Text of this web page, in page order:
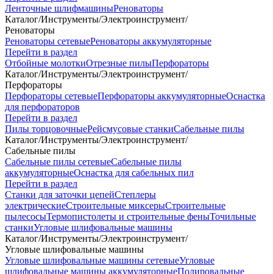
Ленточные шлифмашиныРеноваторы
Каталог/Инструменты/Электроинструмент/
Реноваторы
Реноваторы сетевыеРеноваторы аккумуляторные
Перейти в раздел
Отбойные молоткиОтрезные пилыПерфораторы
Каталог/Инструменты/Электроинструмент/
Перфораторы
Перфораторы сетевыеПерфораторы аккумуляторныеОснастка
для перфораторов
Перейти в раздел
Пилы торцовочныеРейсмусовые станкиСабельные пилы
Каталог/Инструменты/Электроинструмент/
Сабельные пилы
Сабельные пилы сетевыеСабельные пилы
аккумуляторныеОснастка для сабельных пил
Перейти в раздел
Станки для заточки цепейСтеплеры
электрическиеСтроительные миксерыСтроительные
пылесосыТермопистолеты и строительные феныТочильные
станкиУгловые шлифовальные машины
Каталог/Инструменты/Электроинструмент/
Угловые шлифовальные машины
Угловые шлифовальные машины сетевыеУгловые
шлифовальные машины аккумуляторныеПолировальные